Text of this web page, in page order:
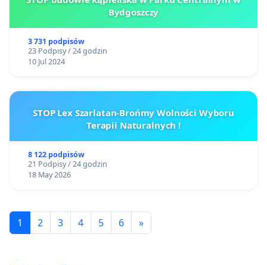
Bydgoszczy
3 731 podpisów
23 Podpisy / 24 godzin
10 Jul 2024
STOP Lex Szarlatan-Brońmy Wolności Wyboru
Terapii Naturalnych !
8 122 podpisów
21 Podpisy / 24 godzin
18 May 2026
1 2 3 4 5 6 »